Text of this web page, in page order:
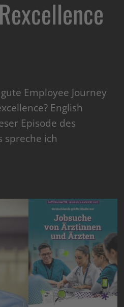
Employee Journey
English
Episode des
spreche ich